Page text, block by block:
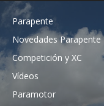
Parapente
Novedades Parapente
Competición y XC
Vídeos
Paramotor